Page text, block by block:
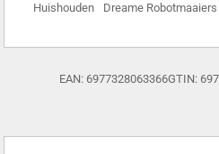
Huishouden Dreame Robotmaaiers
EAN: 6977328063366GTIN: